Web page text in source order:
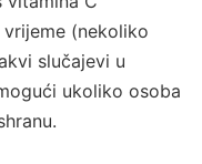
(nekoliko
slučajevi u
ukoliko osoba